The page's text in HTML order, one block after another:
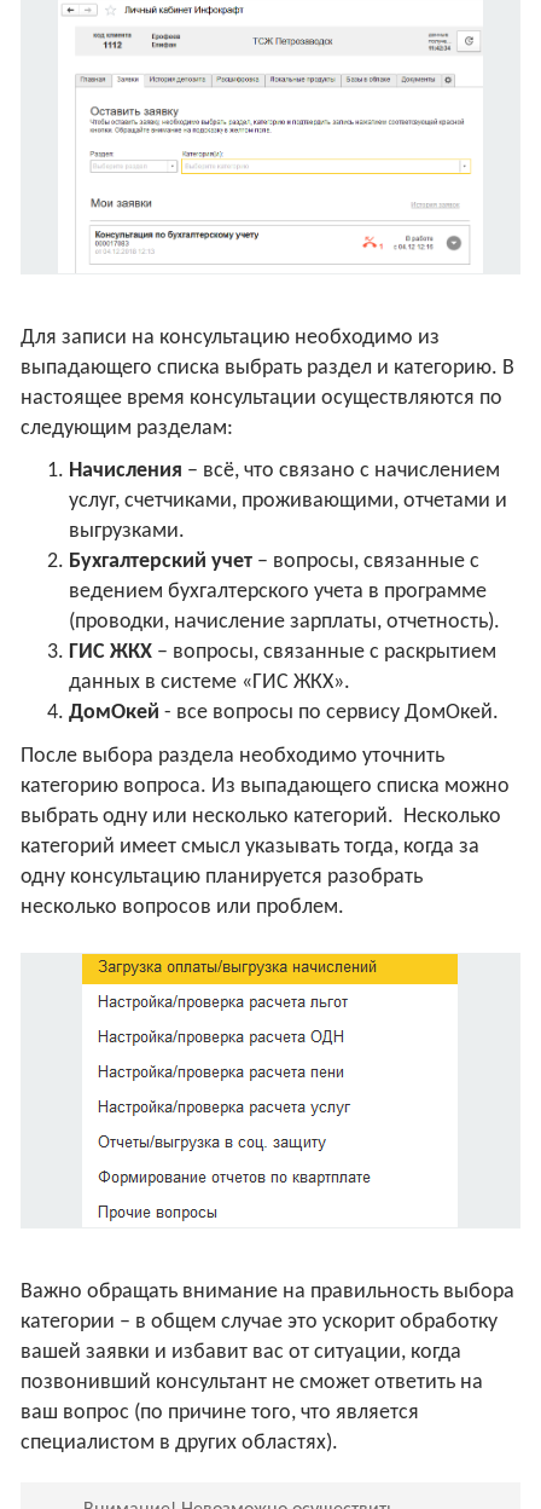
Для записи на консультацию необходимо из
выпадающего списка выбрать раздел и категорию. В
настоящее время консультации осуществляются по
следующим разделам:
Начисления – всё, что связано с начислением
услуг, счетчиками, проживающими, отчетами и
выгрузками.
Бухгалтерский учет– вопросы, связанные с
ведением бухгалтерского учета в программе
(проводки, начисление зарплаты, отчетность).
ГИС ЖКХ– вопросы, связанные с раскрытием
данных в системе «ГИС ЖКХ».
ДомОкей - все вопросы по сервису ДомОкей.
После выбора раздела необходимо уточнить
категорию вопроса. Из выпадающего списка можно
выбрать одну или несколько категорий. Несколько
категорий имеет смысл указывать тогда, когда за
одну консультацию планируется разобрать
несколько вопросов или проблем.
Важно обращать внимание на правильность выбора
категории – в общем случае это ускорит обработку
вашей заявки и избавит вас от ситуации, когда
позвонивший консультант не сможет ответить на
ваш вопрос (по причине того, что является
специалистом в других областях).